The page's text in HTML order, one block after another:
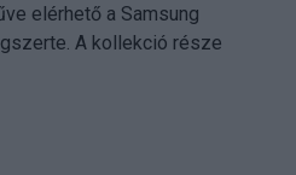
elérhető a Samsung
A kollekció része